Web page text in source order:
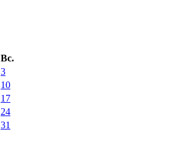
Вс.
3
10
17
24
31